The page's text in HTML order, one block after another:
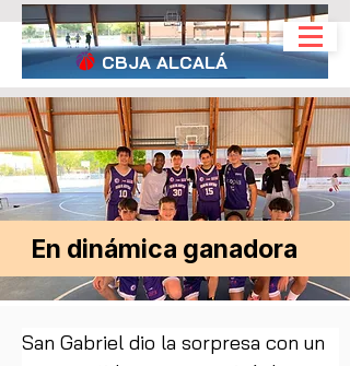
CBJA ALCALÁ
En dinámica ganadora
San Gabriel dio la sorpresa con un